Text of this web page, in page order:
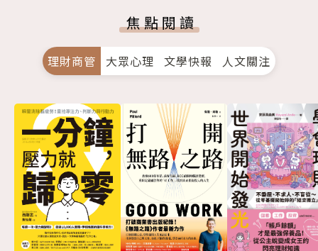
焦點閱讀
理財商管 大眾心理 文學快報 人文關注